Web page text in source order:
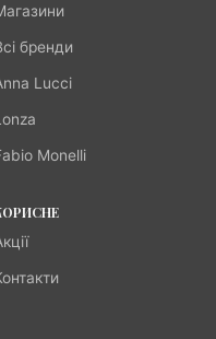
бренди
Lucci
Monelli